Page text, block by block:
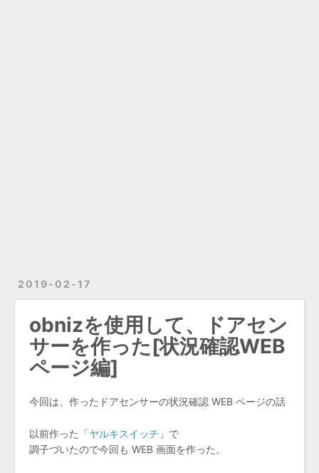
2019-02-17
obnizを使用して、ドアセン
サーを作った[状況確認WEB
ページ編]
今回は、作ったドアセンサーの状況確認 WEB ページの話
以前作った「ヤルキスイッチ 」で
調子づいたので今回も WEB 画面を作った。